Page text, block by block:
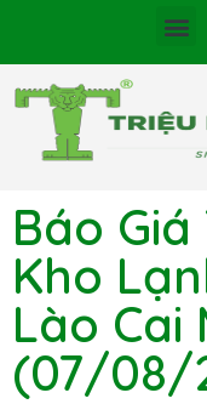
Báo
Kho
Lào Cai
(07/08/